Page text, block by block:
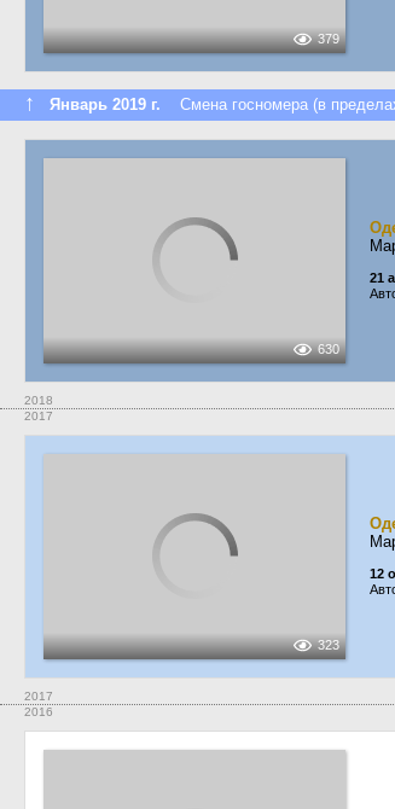
379
↑ Январь 2019 г. Смена госномера (в
630
21
2018
2017
323
12
2017
2016